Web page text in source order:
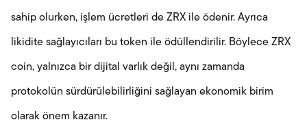
sahip olurken, işlem ücretleri de ZRX ile ödenir. Ayrıca
likidite sağlayıcıları bu token ile ödüllendirilir. Böylece ZRX
coin, yalnızca bir dijital varlık değil, aynı zamanda
protokolün sürdürülebilirliğini sağlayan ekonomik birim
olarak önem kazanır.